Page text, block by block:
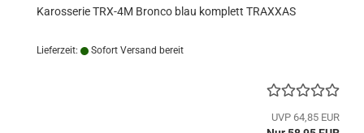
Karosserie TRX-4M Bronco blau komplett TRAXXAS
Lieferzeit: Sofort Versand bereit
UVP 64,85 EUR